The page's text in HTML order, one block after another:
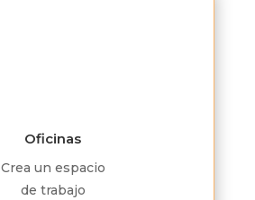
Oficinas
Crea un espacio
de trabajo